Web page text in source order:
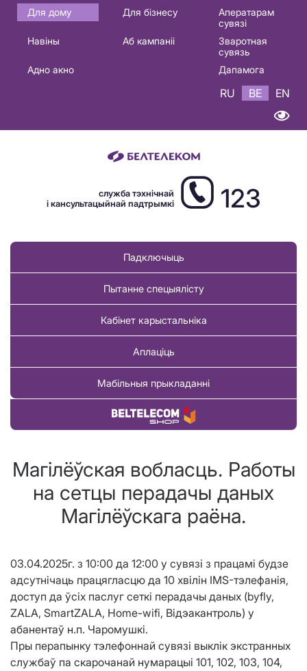
Основная
навигация
Для дому Для бізнесу
Аператарам
сувязі
Навіны
Аб кампаніі
Зваротная
сувязь
Адно акно
Дапамога
RU BE EN
служба тэхнічнай
і кансультацыйнай падтрымкі
123
Падключыць
Пытанне спецыялісту
Кабінет карыстальніка
Аплаціць
Мабільныя прыкладанні
Купіць тавар
Магілёўская вобласць. Работы
на сетцы перадачы даных
Магілёўскага раёна.
03.04.2025г. з 10:00 да 12:00 у сувязі з працамі будзе
адсутнічаць працягласцю да 10 хвілін IMS-тэлефанія,
доступ да ўсіх паслуг сеткі перадачы даных (byfly,
ZALA, SmartZALA, Home-wifi, Відэакантроль) у
абанентаў н.п. Чаромушкі.
Пры перапынку тэлефоннай сувязі выклік экстранных
службаў па скарочанай нумарацыі 101, 102, 103, 104,